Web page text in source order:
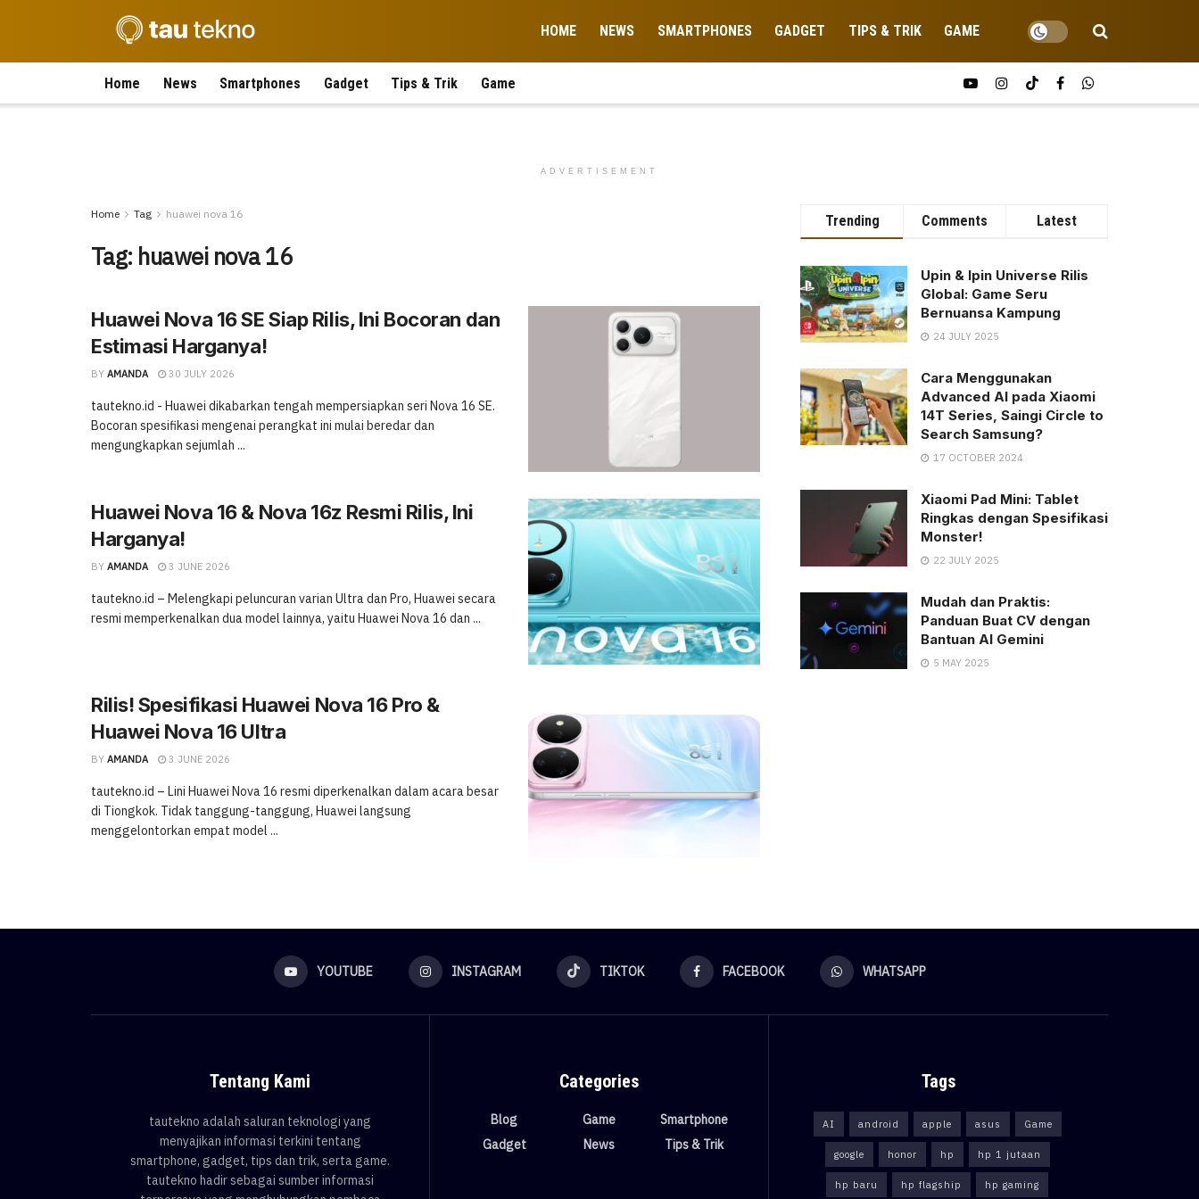
HOME NEWS SMARTPHONES GADGET TIPS & TRIK GAME
Home News Smartphones Gadget Tips & Trik Game
ADVERTISEMENT
Home Tag huawei nova 16
Tag: huawei nova 16
Huawei Nova 16 SE Siap Rilis, Ini Bocoran dan
Estimasi Harganya!
BY AMANDA 30 JULY 2026
tautekno.id - Huawei dikabarkan tengah mempersiapkan seri Nova 16 SE.
Bocoran spesifikasi mengenai perangkat ini mulai beredar dan
mengungkapkan sejumlah ...
Huawei Nova 16 & Nova 16z Resmi Rilis, Ini
Harganya!
BY AMANDA 3 JUNE 2026
tautekno.id – Melengkapi peluncuran varian Ultra dan Pro, Huawei secara
resmi memperkenalkan dua model lainnya, yaitu Huawei Nova 16 dan ...
Rilis! Spesifikasi Huawei Nova 16 Pro &
Huawei Nova 16 Ultra
BY AMANDA 3 JUNE 2026
tautekno.id – Lini Huawei Nova 16 resmi diperkenalkan dalam acara besar
di Tiongkok. Tidak tanggung-tanggung, Huawei langsung
menggelontorkan empat model ...
Trending Comments Latest
Upin & Ipin Universe Rilis
Global: Game Seru
Bernuansa Kampung
24 JULY 2025
Cara Menggunakan
Advanced AI pada Xiaomi
14T Series, Saingi Circle to
Search Samsung?
17 OCTOBER 2024
Xiaomi Pad Mini: Tablet
Ringkas dengan Spesifikasi
Monster!
22 JULY 2025
Mudah dan Praktis:
Panduan Buat CV dengan
Bantuan AI Gemini
5 MAY 2025
YOUTUBE INSTAGRAM TIKTOK FACEBOOK WHATSAPP
Tentang Kami
tautekno adalah saluran teknologi yang
menyajikan informasi terkini tentang
smartphone, gadget, tips dan trik, serta game.
tautekno hadir sebagai sumber informasi
Categories
Blog
Gadget
Game
News
Smartphone
Tips & Trik
Tags
AI android apple asus Game
google honor hp hp 1 jutaan
hp baru hp flagship hp gaming